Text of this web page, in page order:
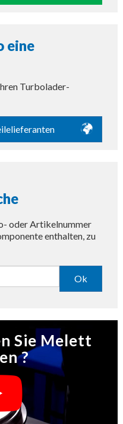
eine
Turbolader-
oder Artikelnummer
enthalten, zu
Ok
Sie Melett
?